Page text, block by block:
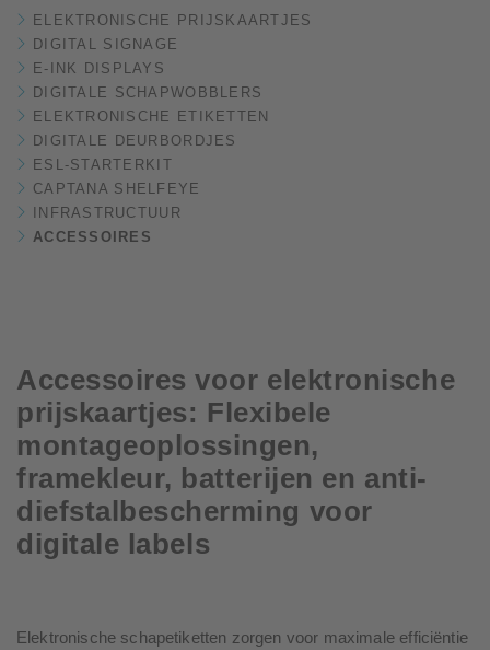
ELEKTRONISCHE PRIJSKAARTJES
DIGITAL SIGNAGE
E-INK DISPLAYS
DIGITALE SCHAPWOBBLERS
ELEKTRONISCHE ETIKETTEN
DIGITALE DEURBORDJES
ESL-STARTERKIT
CAPTANA SHELFEYE
INFRASTRUCTUUR
ACCESSOIRES
Accessoires voor elektronische
prijskaartjes: Flexibele
montageoplossingen,
framekleur, batterijen en anti-
diefstalbescherming voor
digitale labels
Elektronische schapetiketten zorgen voor maximale efficiëntie